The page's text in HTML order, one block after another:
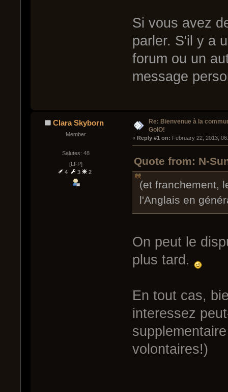
Si vous avez
parler. S'il y a
forum ou un
message
Clara Skyborn
Member
Salutes: 48
[LFP]
4
3 2
Re: Bienvenue à la
GoIO!
« Reply #1 on: February 22, 2013,
Quote from: N-
(et franchement,
l'Anglais en
On peut le
plus tard.
En tout cas,
interessez
volontaires!)